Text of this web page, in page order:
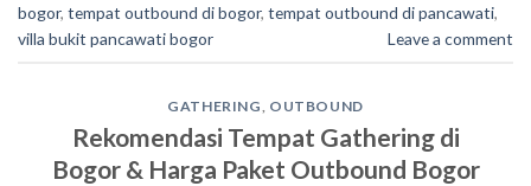
bogor, tempat outbound di bogor, tempat outbound di pancawati,
villa bukit pancawati bogor
Leave a comment
GATHERING, OUTBOUND
Rekomendasi Tempat Gathering di
Bogor & Harga Paket Outbound Bogor